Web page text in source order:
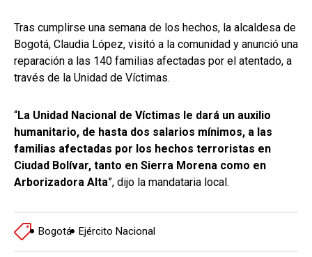
Tras cumplirse una semana de los hechos, la alcaldesa de
Bogotá, Claudia López, visitó a la comunidad y anunció una
reparación a las 140 familias afectadas por el atentado, a
través de la Unidad de Víctimas.
“La Unidad Nacional de Víctimas le dará un auxilio
humanitario, de hasta dos salarios mínimos, a las
familias afectadas por los hechos terroristas en
Ciudad Bolívar, tanto en Sierra Morena como en
Arborizadora Alta”, dijo la mandataria local.
Bogotá Ejército Nacional